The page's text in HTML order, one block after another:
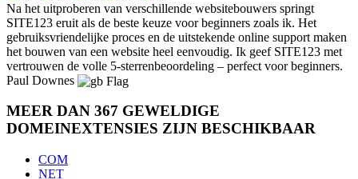
Na het uitproberen van verschillende websitebouwers springt
SITE123 eruit als de beste keuze voor beginners zoals ik. Het
gebruiksvriendelijke proces en de uitstekende online support maken
het bouwen van een website heel eenvoudig. Ik geef SITE123 met
vertrouwen de volle 5-sterrenbeoordeling – perfect voor beginners.
Paul Downes
MEER DAN 367 GEWELDIGE
DOMEINEXTENSIES ZIJN BESCHIKBAAR
COM
NET